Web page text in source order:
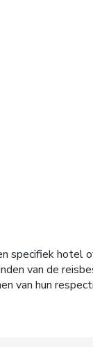
hotel
van de
van hun